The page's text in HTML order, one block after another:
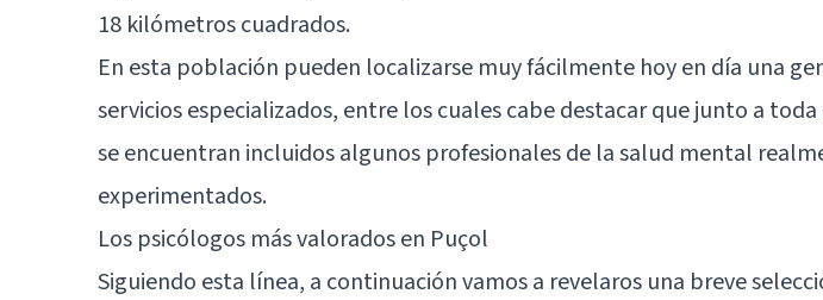
18 kilómetros cuadrados.
En esta población pueden localizarse muy fácilmente hoy en día una
servicios especializados, entre los cuales cabe destacar que junto a
se encuentran incluidos algunos profesionales de la salud mental
experimentados.
Los psicólogos más valorados en Puçol
Siguiendo esta línea, a continuación vamos a revelaros una breve